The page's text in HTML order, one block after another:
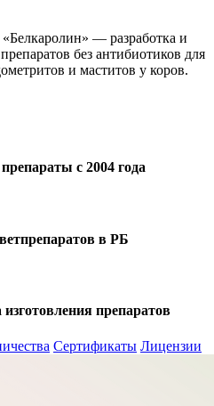
— разработка и
без антибиотиков для
и маститов у коров.
с 2004 года
в РБ
препаратов
Сертификаты Лицензии